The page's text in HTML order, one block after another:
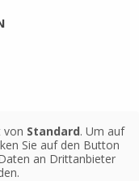
von Standard. Um auf
Sie auf den Button
an Drittanbieter